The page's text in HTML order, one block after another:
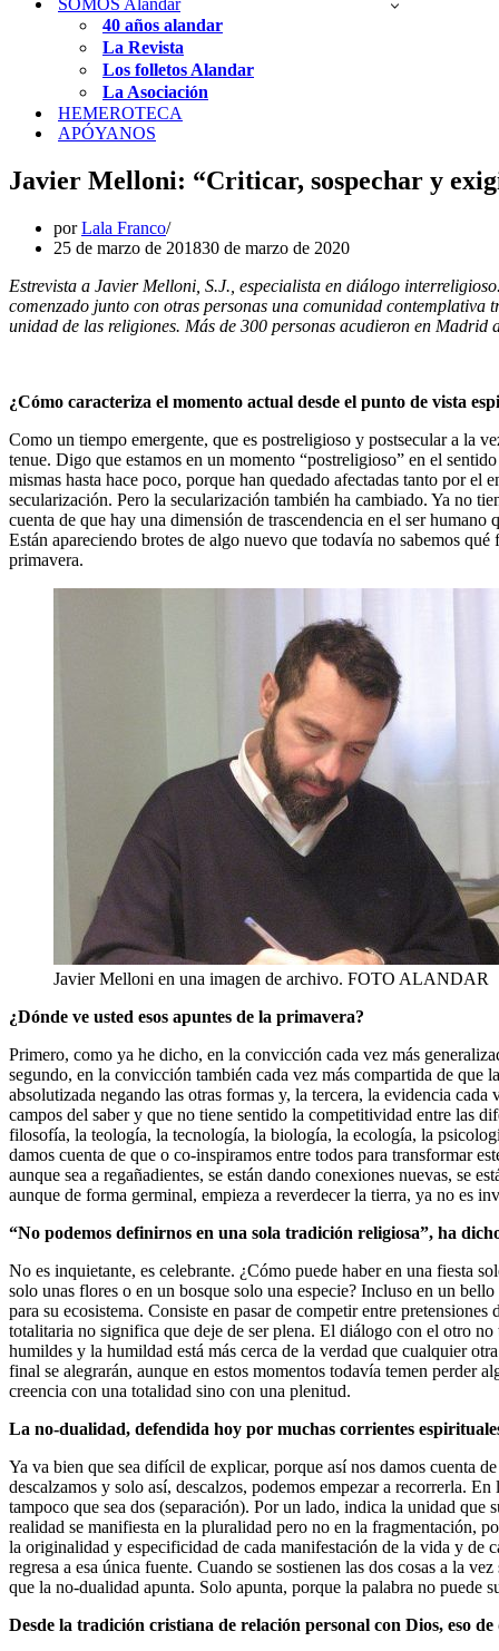
SOMOS Alandar
40 años alandar
La Revista
Los folletos Alandar
La Asociación
HEMEROTECA
APÓYANOS
Javier Melloni: “Criticar, sospechar y
porLala Franco
25 de marzo de 201830 de marzo de 2020
Estrevista a Javier Melloni, S.J., especialista en diálogo
comenzado junto con otras personas una comunidad
unidad de las religiones. Más de 300 personas acudieron en
¿Cómo caracteriza el momento actual desde el punto de vista
Como un tiempo emergente, que es postreligioso y postsecular a la
tenue. Digo que estamos en un momento “postreligioso” en el
mismas hasta hace poco, porque han quedado afectadas tanto por el
secularización. Pero la secularización también ha cambiado. Ya no
cuenta de que hay una dimensión de trascendencia en el ser
Están apareciendo brotes de algo nuevo que todavía no sabemos
primavera.
Javier Melloni en una imagen de archivo. FOTO ALANDAR
¿Dónde ve usted esos apuntes de la primavera?
Primero, como ya he dicho, en la convicción cada vez más
segundo, en la convicción también cada vez más compartida de que
absolutizada negando las otras formas y, la tercera, la evidencia
campos del saber y que no tiene sentido la competitividad entre las
filosofía, la teología, la tecnología, la biología, la ecología, la
damos cuenta de que o co-inspiramos entre todos para transformar
aunque sea a regañadientes, se están dando conexiones nuevas, se
aunque de forma germinal, empieza a reverdecer la tierra, ya no es
“No podemos definirnos en una sola tradición religiosa”, ha
No es inquietante, es celebrante. ¿Cómo puede haber en una fiesta
solo unas flores o en un bosque solo una especie? Incluso en un
para su ecosistema. Consiste en pasar de competir entre
totalitaria no significa que deje de ser plena. El diálogo con el otro
humildes y la humildad está más cerca de la verdad que cualquier
final se alegrarán, aunque en estos momentos todavía temen perder
creencia con una totalidad sino con una plenitud.
La no-dualidad, defendida hoy por muchas corrientes
Ya va bien que sea difícil de explicar, porque así nos damos cuenta
descalzamos y solo así, descalzos, podemos empezar a recorrerla.
tampoco que sea dos (separación). Por un lado, indica la unidad
realidad se manifiesta en la pluralidad pero no en la fragmentación,
la originalidad y especificidad de cada manifestación de la vida y de
regresa a esa única fuente. Cuando se sostienen las dos cosas a la
que la no-dualidad apunta. Solo apunta, porque la palabra no puede
Desde la tradición cristiana de relación personal con Dios, eso